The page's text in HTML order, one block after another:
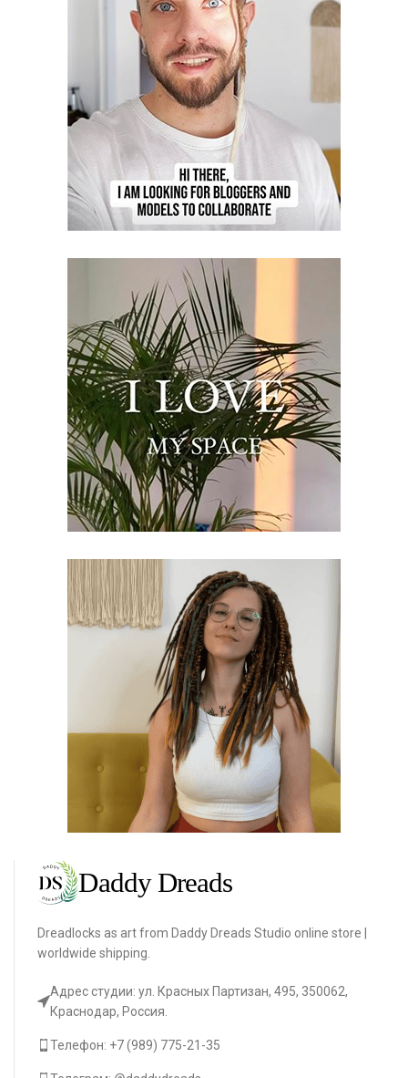
Dreadlocks as art from Daddy Dreads Studio online store |
worldwide shipping.
Адрес студии: ул. Красных Партизан, 495, 350062,
Краснодар, Россия.
Телефон: +7 (989) 775-21-35